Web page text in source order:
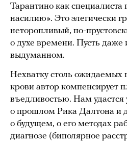
Тарантино как
насилию». Это элегически
неторопливый, по-
о духе времени. Пусть даже
выдуманном.
Нехватку столь ожидаемых
крови автор компенсирует
въедливостью. Нам удастся
о прошлом Рика Далтона и
о будущем, о его методах
диагнозе (биполярное